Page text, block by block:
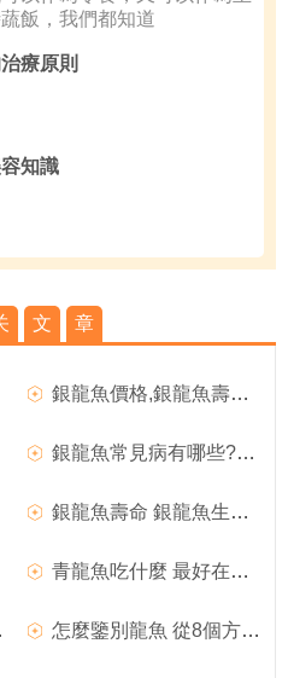
飯，我們都知道
療原則
知識
文 章
銀龍魚價格,銀龍魚壽命有多長
銀龍魚常見病有哪些?銀龍魚常見三大病介紹
銀龍魚壽命 銀龍魚生長成熟時期
青龍魚吃什麼 最好在魚缸的中間來投食
以 怎麼鑒別龍魚 從8個方面來鑒別龍魚